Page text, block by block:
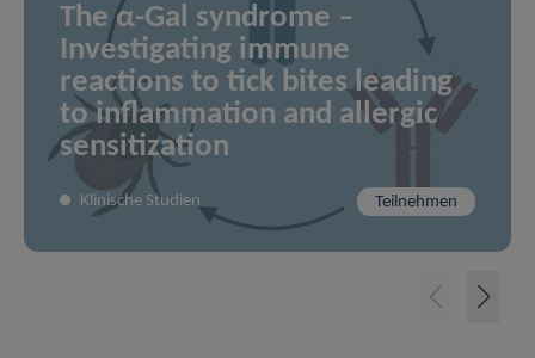
The α-Gal syndrome –
Investigating immune
reactions to tick bites leading
to inflammation and allergic
sensitization
Klinische Studien Teilnehmen